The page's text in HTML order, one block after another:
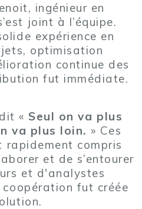
ingénieur en
joint à l’équipe.
expérience en
optimisation
continue des
fut immédiate.
« Seul on va plus
va plus loin. » Ces
rapidement compris
et de s’entourer
et d'analystes
fut créée